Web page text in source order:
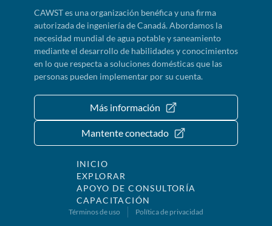
CAWST es una organización benéfica y una firma
autorizada de ingeniería de Canadá. Abordamos la
necesidad mundial de agua potable y saneamiento
mediante el desarrollo de habilidades y conocimientos
en lo que respecta a soluciones domésticas que las
personas pueden implementar por su cuenta.
Más información
Mantente conectado
INICIO
EXPLORAR
APOYO DE CONSULTORÍA
CAPACITACIÓN
Términos de uso Política de privacidad